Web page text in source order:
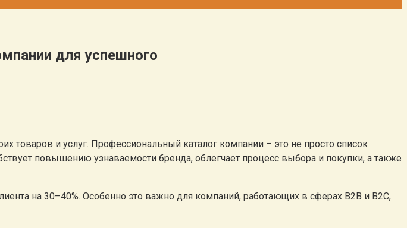
для успешного
и услуг. Профессиональный каталог компании – это не просто список
повышению узнаваемости бренда, облегчает процесс выбора и покупки, а также
на 30–40%. Особенно это важно для компаний, работающих в сферах B2B и B2C,